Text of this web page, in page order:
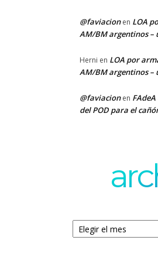
@faviacionen LOA
AM/BM argentinos
Herni en LOA por
AM/BM argentinos
@faviacionen
del POD para el
Archivos